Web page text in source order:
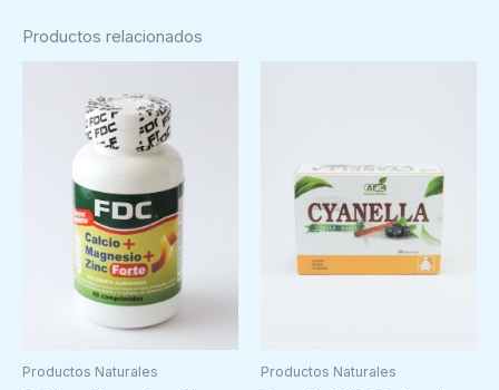
Productos relacionados
Productos Naturales Productos Naturales